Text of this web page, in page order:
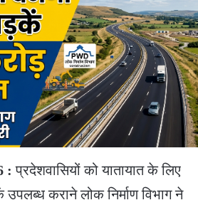
: प्रदेशवासियों को यातायात के लिए
कराने लोक निर्माण विभाग ने